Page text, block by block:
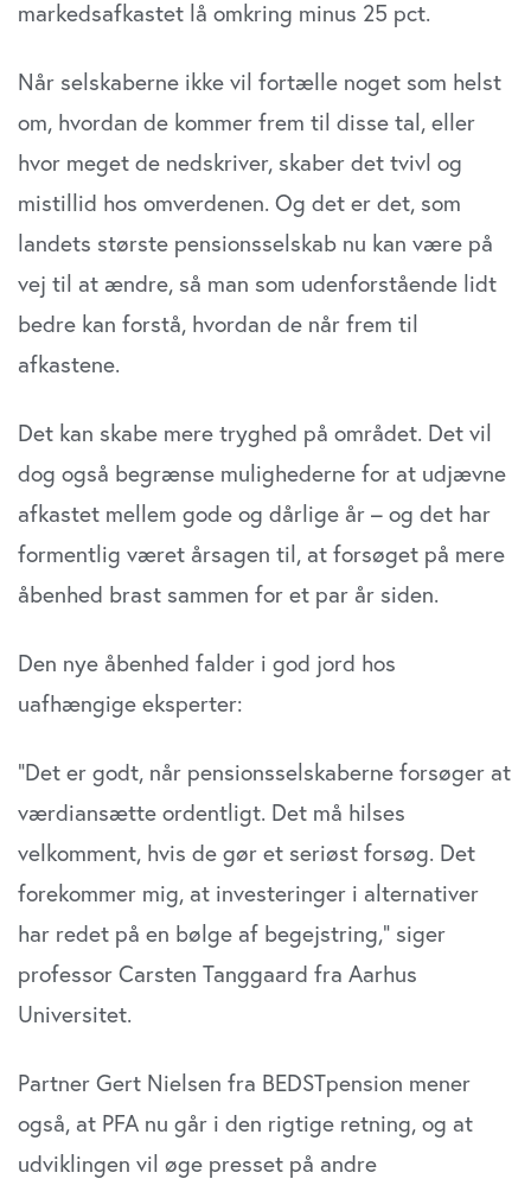
markedsafkastet lå omkring minus 25 pct.
Når selskaberne ikke vil fortælle noget som helst
om, hvordan de kommer frem til disse tal, eller
hvor meget de nedskriver, skaber det tvivl og
mistillid hos omverdenen. Og det er det, som
landets største pensionsselskab nu kan være på
vej til at ændre, så man som udenforstående lidt
bedre kan forstå, hvordan de når frem til
afkastene.
Det kan skabe mere tryghed på området. Det vil
dog også begrænse mulighederne for at udjævne
afkastet mellem gode og dårlige år – og det har
formentlig været årsagen til, at forsøget på mere
åbenhed brast sammen for et par år siden.
Den nye åbenhed falder i god jord hos
uafhængige eksperter:
”Det er godt, når pensionsselskaberne forsøger at
værdiansætte ordentligt. Det må hilses
velkomment, hvis de gør et seriøst forsøg. Det
forekommer mig, at investeringer i alternativer
har redet på en bølge af begejstring,” siger
professor Carsten Tanggaard fra Aarhus
Universitet.
Partner Gert Nielsen fra BEDSTpension mener
også, at PFA nu går i den rigtige retning, og at
udviklingen vil øge presset på andre